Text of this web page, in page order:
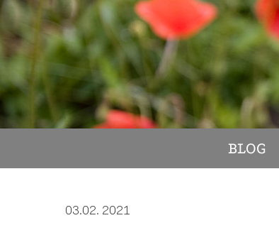
BLOG
03.02. 2021